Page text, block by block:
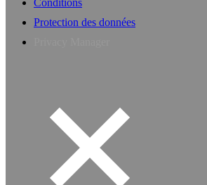
Conditions
Protection des données